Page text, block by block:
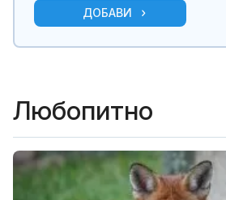
ДОБАВИ
Любопитно